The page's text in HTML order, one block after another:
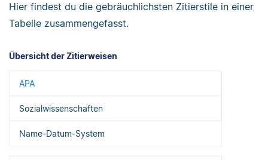
Hier findest du die gebräuchlichsten Zitierstile in einer
Tabelle zusammengefasst.
Übersicht der Zitierweisen
APA
Sozialwissenschaften
Name-Datum-System